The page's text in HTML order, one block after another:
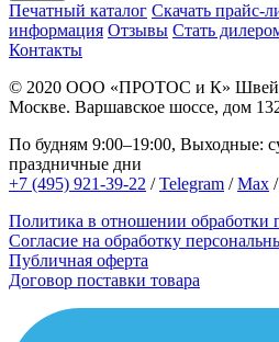
Печатный каталог Скачать прайс-
информация Отзывы Стать
Контакты
© 2020 ООО «ПРОТОС и К»
Москве. Варшавское шоссе, дом
По будням 9:00–19:00, Выходные:
праздничные дни
+7 (495) 921-39-22 /Telegram /Max /
Политика в отношении обработки
Согласие на обработку
Публичная оферта
Договор поставки товара